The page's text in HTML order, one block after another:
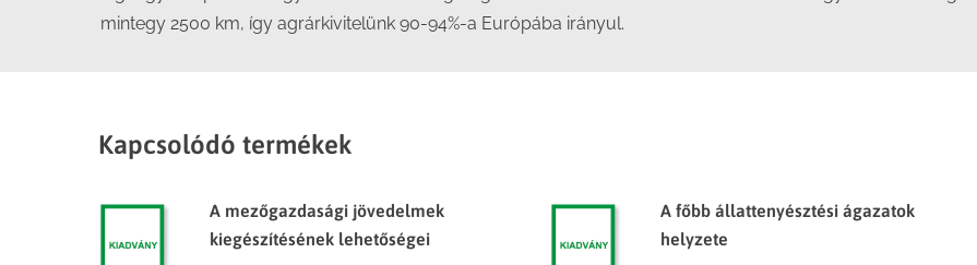
mintegy 2500 km, így agrárkivitelünk 90-94%-a Európába irányul.
Kapcsolódó termékek
A mezőgazdasági jövedelmek
kiegészítésének lehetőségei
A főbb állattenyésztési ágazatok
helyzete